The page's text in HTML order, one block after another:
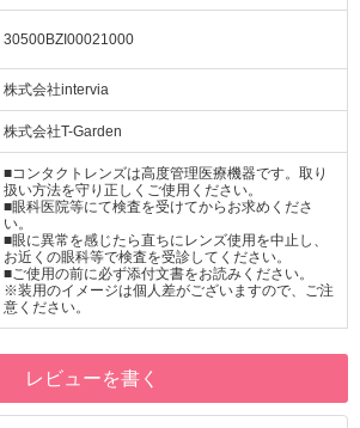
30500BZI00021000
株式会社intervia
株式会社T-Garden
■コンタクトレンズは高度管理医療機器です。取り
扱い方法を守り正しくご使用ください。
■眼科医院等にて検査を受けてからお求めくださ
い。
■眼に異常を感じたら直ちにレンズ使用を中止し、
お近くの眼科等で検査を受診してください。
■ご使用の前に必ず添付文書をお読みください。
※装用のイメージは個人差がございますので、ご注
意ください。
レビューを書く